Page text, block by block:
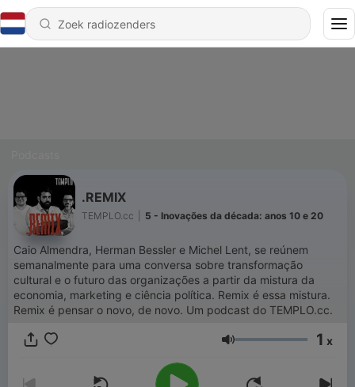
.REMIX
TEMPLO.cc 5 - Inovações da década: anos 10 e 20
Caio Almendra, Herman Bessler e Michel Lent, se reúnem
semanalmente para uma conversa sobre transformação
cultural e o futuro das organizações a partir da mistura da
economia, marketing e ciência política. Remix é essa mistura.
Remix é pensar o novo, de novo. Um podcast do TEMPLO.cc.
Volume 1 x